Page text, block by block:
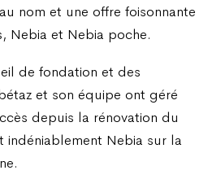
nom et une offre foisonnante
Nebia et Nebia poche.
de fondation et des
et son équipe ont géré
depuis la rénovation du
indéniablement Nebia sur la